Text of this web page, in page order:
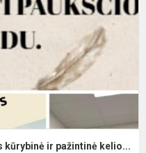
kūrybinė ir pažintinė kelio...